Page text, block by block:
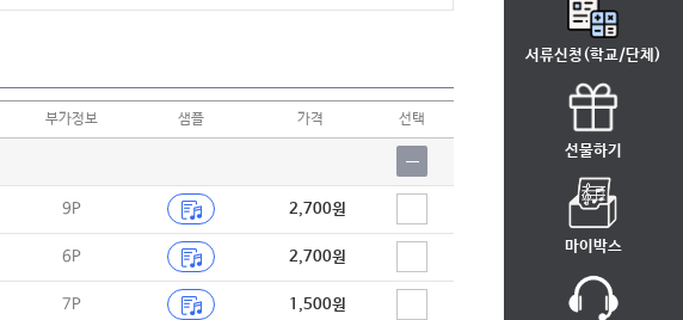
부가정보 샘플 가격 선택
9P 2,700원
6P 2,700원
7P 1,500원
서류신청(학교/단체)
선물하기
마이박스